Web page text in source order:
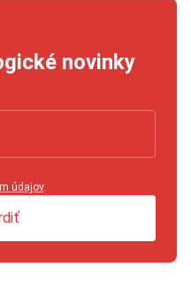
novinky
údajov.